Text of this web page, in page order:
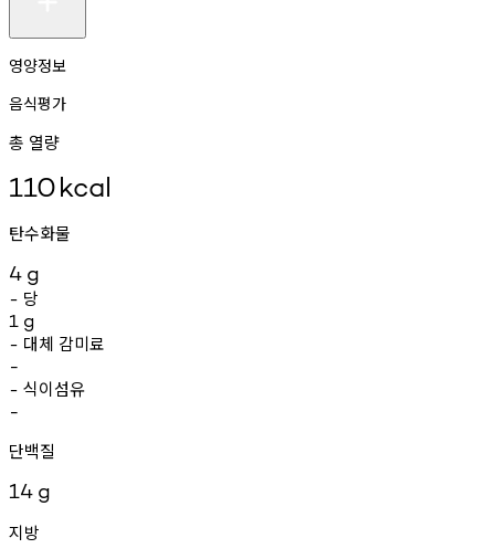
영양정보
음식평가
총 열량
110kcal
탄수화물
4 g
- 당
1 g
- 대체 감미료
-
- 식이섬유
-
단백질
14 g
지방